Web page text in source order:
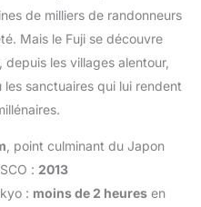
de milliers de randonneurs
Mais le Fuji se découvre
depuis les villages alentour,
les sanctuaires qui lui rendent
, point culminant du Japon
: 2013
: moins de 2 heures en